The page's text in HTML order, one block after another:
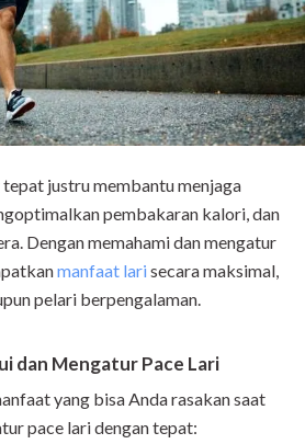
tepat justru membantu menjaga
pembakaran kalori, dan
Dengan memahami dan mengatur
manfaat larisecara maksimal,
pelari berpengalaman.
dan Mengatur Pace Lari
yang bisa Anda rasakan saat
pace lari dengan tepat: